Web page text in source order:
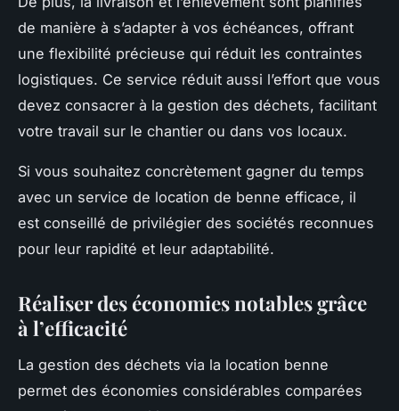
de manière à s’adapter à vos échéances, offrant
une flexibilité précieuse qui réduit les contraintes
logistiques. Ce service réduit aussi l’effort que vous
devez consacrer à la gestion des déchets, facilitant
votre travail sur le chantier ou dans vos locaux.
Si vous souhaitez concrètement gagner du temps
avec un service de location de benne efficace, il
est conseillé de privilégier des sociétés reconnues
pour leur rapidité et leur adaptabilité.
Réaliser des économies notables grâce
à l’efficacité
La gestion des déchets via la location benne
permet des économies considérables comparées